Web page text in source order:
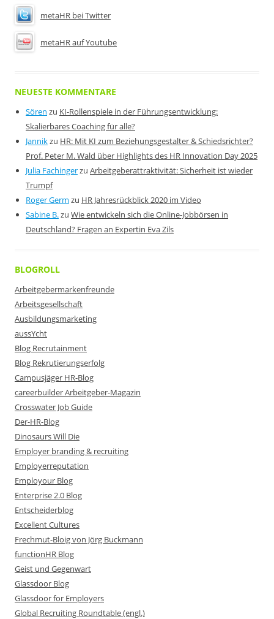
metaHR bei Twitter
metaHR auf Youtube
NEUESTE KOMMENTARE
Sören zu KI-Rollenspiele in der Führungsentwicklung:
Skalierbares Coaching für alle?
Jannikzu HR: Mit KI zum Beziehungsgestalter & Schiedsrichter?
Prof. Peter M. Wald über Highlights des HR Innovation Day 2025
Julia Fachingerzu Arbeitgeberattraktivität: Sicherheit ist wieder
Trumpf
Roger Germ zu HR Jahresrückblick 2020 im Video
Sabine B.zu Wie entwickeln sich die Online-Jobbörsen in
Deutschland? Fragen an Expertin Eva Zils
BLOGROLL
Arbeitgebermarkenfreunde
Arbeitsgesellschaft
Ausbildungsmarketing
aussYcht
Blog Recrutainment
Blog Rekrutierungserfolg
Campusjäger HR-Blog
careerbuilder Arbeitgeber-Magazin
Crosswater Job Guide
Der-HR-Blog
Dinosaurs Will Die
Employer branding & recruiting
Employerreputation
Employour Blog
Enterprise 2.0 Blog
Entscheiderblog
Excellent Cultures
Frechmut-Bloig von Jörg Buckmann
functionHR Blog
Geist und Gegenwart
Glassdoor Blog
Glassdoor for Employers
Global Recruiting Roundtable (engl.)